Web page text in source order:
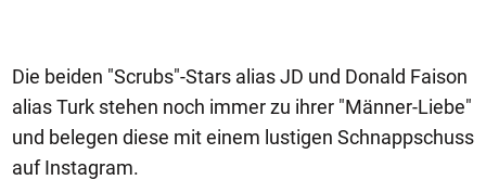
Die beiden "Scrubs"-Stars alias JD und Donald Faison
alias Turk stehen noch immer zu ihrer "Männer-Liebe"
und belegen diese mit einem lustigen Schnappschuss
auf Instagram.